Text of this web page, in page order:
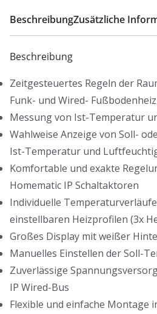
BeschreibungZusätzliche
Beschreibung
Zeitgesteuertes Regeln der
Funk- und Wired-
Messung von Ist-Temperatur
Wahlweise Anzeige von Soll-
Ist-Temperatur und
Komfortable und exakte
Homematic IP Schaltaktoren
Individuelle
einstellbaren Heizprofilen (3x
Großes Display mit weißer
Manuelles Einstellen der Soll-
Zuverlässige
IP Wired-Bus
Flexible und einfache